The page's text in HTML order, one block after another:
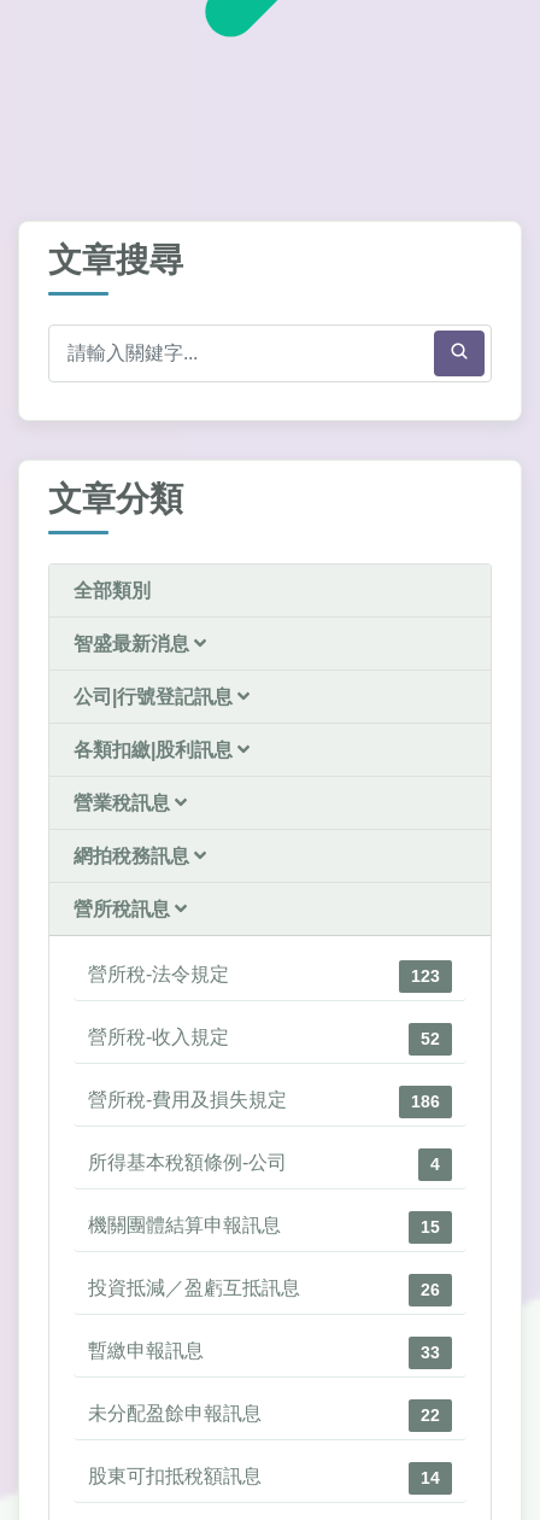
文章搜尋
文章分類
全部類別
智盛最新消息
公司|行號登記訊息
各類扣繳|股利訊息
營業稅訊息
網拍稅務訊息
營所稅訊息
營所稅-法令規定 123
營所稅-收入規定 52
營所稅-費用及損失規定 186
所得基本稅額條例-公司 4
機關團體結算申報訊息 15
投資抵減／盈虧互抵訊息 26
暫繳申報訊息 33
未分配盈餘申報訊息 22
股東可扣抵稅額訊息 14